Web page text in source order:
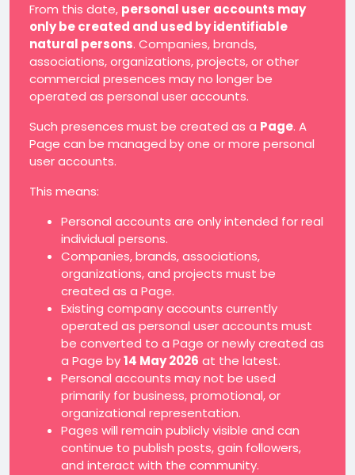
From this date, personal user accounts may
only be created and used by identifiable
natural persons. Companies, brands,
associations, organizations, projects, or other
commercial presences may no longer be
operated as personal user accounts.
Such presences must be created as a Page. A
Page can be managed by one or more personal
user accounts.
This means:
Personal accounts are only intended for real
individual persons.
Companies, brands, associations,
organizations, and projects must be
created as a Page.
Existing company accounts currently
operated as personal user accounts must
be converted to a Page or newly created as
a Page by14 May 2026 at the latest.
Personal accounts may not be used
primarily for business, promotional, or
organizational representation.
Pages will remain publicly visible and can
continue to publish posts, gain followers,
and interact with the community.